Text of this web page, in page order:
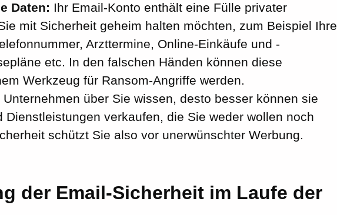
Daten: Ihr Email-Konto enthält eine Fülle privater
mit Sicherheit geheim halten möchten, zum Beispiel Ihre
Arzttermine, Online-Einkäufe und -
etc. In den falschen Händen können diese
Werkzeug für Ransom-Angriffe werden.
Unternehmen über Sie wissen, desto besser können sie
Dienstleistungen verkaufen, die Sie weder wollen noch
schützt Sie also vor unerwünschter Werbung.
der Email-Sicherheit im Laufe der